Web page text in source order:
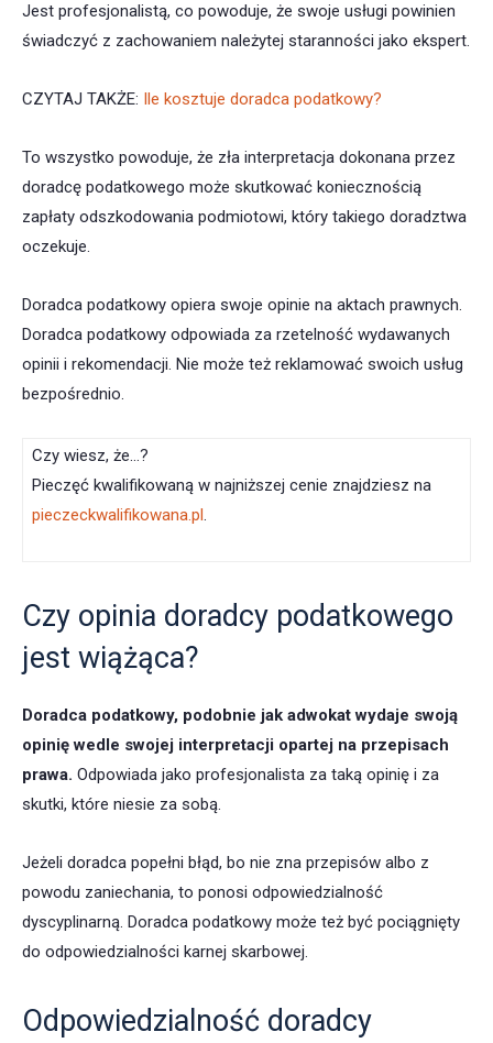
Jest profesjonalistą, co powoduje, że swoje usługi powinien
świadczyć z zachowaniem należytej staranności jako ekspert.
CZYTAJ TAKŻE: Ile kosztuje doradca podatkowy?
To wszystko powoduje, że zła interpretacja dokonana przez
doradcę podatkowego może skutkować koniecznością
zapłaty odszkodowania podmiotowi, który takiego doradztwa
oczekuje.
Doradca podatkowy opiera swoje opinie na aktach prawnych.
Doradca podatkowy odpowiada za rzetelność wydawanych
opinii i rekomendacji. Nie może też reklamować swoich usług
bezpośrednio.
Czy wiesz, że…?
Pieczęć kwalifikowaną w najniższej cenie znajdziesz na
pieczeckwalifikowana.pl .
Czy opinia doradcy podatkowego
jest wiążąca?
Doradca podatkowy, podobnie jak adwokat wydaje swoją
opinię wedle swojej interpretacji opartej na przepisach
prawa. Odpowiada jako profesjonalista za taką opinię i za
skutki, które niesie za sobą.
Jeżeli doradca popełni błąd, bo nie zna przepisów albo z
powodu zaniechania, to ponosi odpowiedzialność
dyscyplinarną. Doradca podatkowy może też być pociągnięty
do odpowiedzialności karnej skarbowej.
Odpowiedzialność doradcy